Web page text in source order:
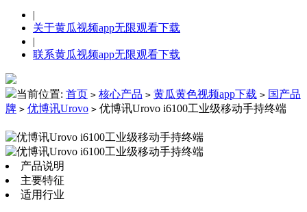
|
关于黄瓜视频app无限观看下载
|
联系黄瓜视频app无限观看下载
当前位置: 首页 > 核心产品 > 黄瓜黄色视频app下载 > 国产品
牌 > 优博讯Urovo > 优博讯Urovo i6100工业级移动手持终端
产品说明
主要特征
适用行业